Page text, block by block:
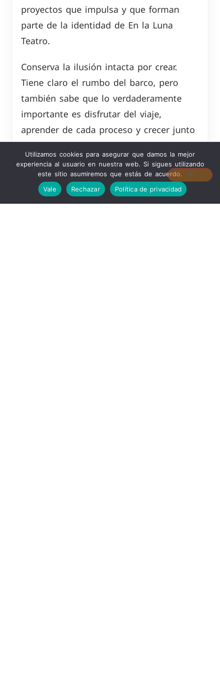
proyectos que impulsa y que forman
parte de la identidad de En la Luna
Teatro.
Conserva la ilusión intacta por crear.
Tiene claro el rumbo del barco, pero
también sabe que lo verdaderamente
importante es disfrutar del viaje,
aprender de cada proceso y crecer junto
a las personas que lo hacen posible.
Gracias, Laura, por seguir imaginando
horizontes, levantando historias y
navegando hacia nuevas lunas.
Utilizamos cookies para asegurar que damos la mejor
experiencia al usuario en nuestra web. Si sigues utilizando
este sitio asumiremos que estás de acuerdo.
Vale
Rechazar Política de privacidad